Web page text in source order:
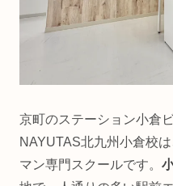
京町のステーション小倉
NAYUTAS北九州小倉校
マン専門スクールです。